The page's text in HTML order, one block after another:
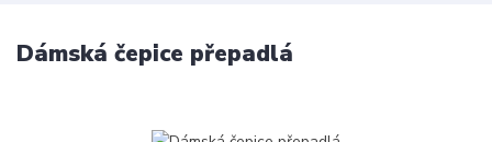
Dámská čepice přepadlá